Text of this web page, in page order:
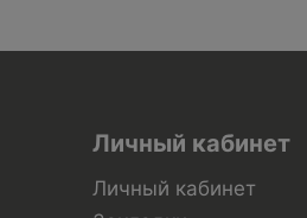
Личный кабинет
Личный кабинет